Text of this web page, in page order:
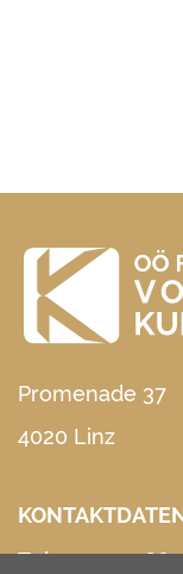
Promenade 37
4020 Linz
Tel.:+43 732 68